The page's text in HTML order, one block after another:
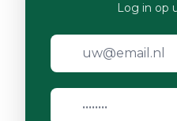
Log in op